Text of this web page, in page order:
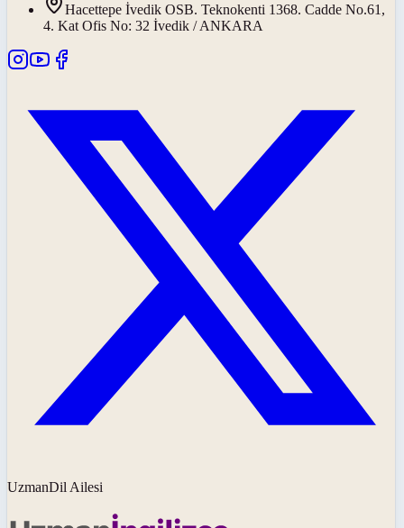
Hacettepe İvedik OSB. Teknokenti 1368. Cadde No.61,
4. Kat Ofis No: 32 İvedik / ANKARA
UzmanDil Ailesi